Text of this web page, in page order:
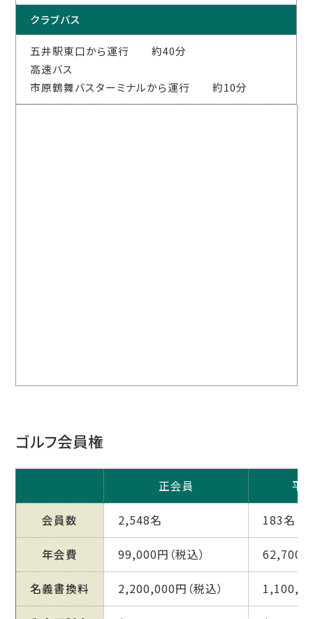
クラブバス
五井駅東口から運行 約40分
高速バス
市原鶴舞バスターミナルから運行 約10分
ゴルフ会員権
正会員 平
会員数 2,548名 183名
年会費 99,000円（税込） 62,700円
名義書換料 2,200,000円（税込）